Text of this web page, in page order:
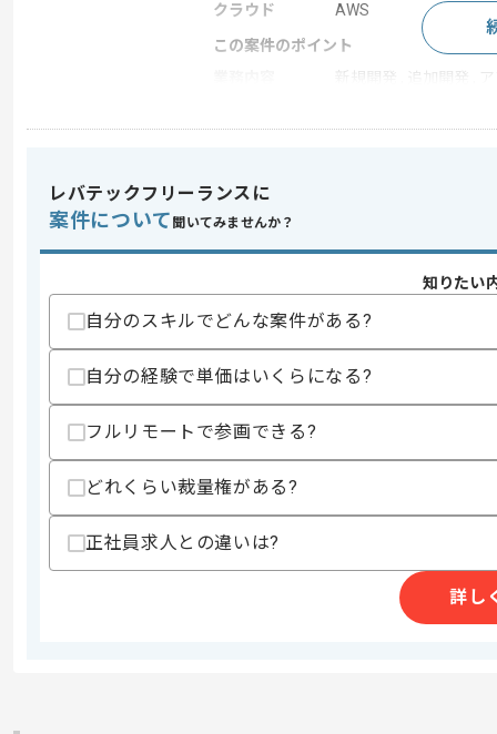
クラウド
AWS
この案件のポイント
新規開発 , 追加開発 ,
ム
・ToC向けサービスのプロジェクト管理
・開発プロジェクトにおける要件定義
・スマホアプリ開発プロジェクト経験
上記に似た経験やスキルをお持ちであれば申
精算・お支払い
精算条件
精算基準時間
140時間〜180時間
支払いサイト
レバテックフリーランスに
案件について 聞いてみませんか？
知りたい
自分のスキルでどんな案件がある?
自分の経験で単価はいくらになる?
フルリモートで参画できる?
どれくらい裁量権がある?
正社員求人との違いは?
詳し